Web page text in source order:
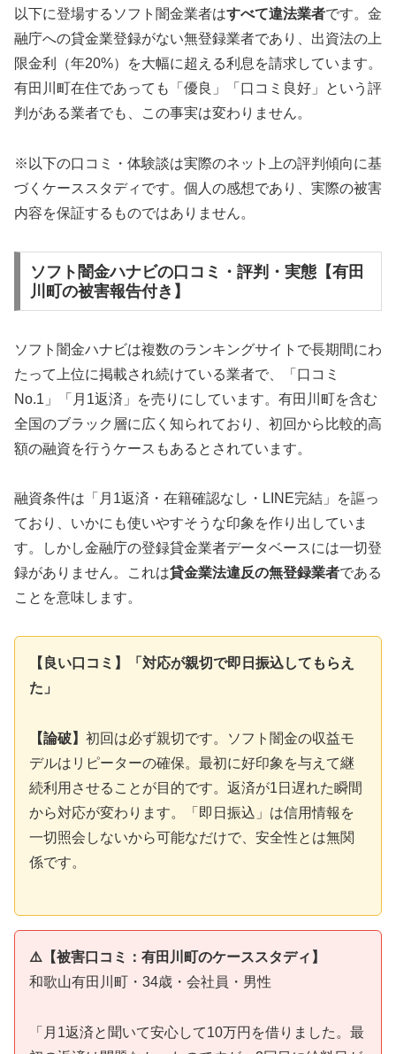
以下に登場するソフト闇金業者はすべて違法業者です。金
融庁への貸金業登録がない無登録業者であり、出資法の上
限金利（年20%）を大幅に超える利息を請求しています。
有田川町在住であっても「優良」「口コミ良好」という評
判がある業者でも、この事実は変わりません。
※以下の口コミ・体験談は実際のネット上の評判傾向に基
づくケーススタディです。個人の感想であり、実際の被害
内容を保証するものではありません。
ソフト闇金ハナビの口コミ・評判・実態【有田
川町の被害報告付き】
ソフト闇金ハナビは複数のランキングサイトで長期間にわ
たって上位に掲載され続けている業者で、「口コミ
No.1」「月1返済」を売りにしています。有田川町を含む
全国のブラック層に広く知られており、初回から比較的高
額の融資を行うケースもあるとされています。
融資条件は「月1返済・在籍確認なし・LINE完結」を謳っ
ており、いかにも使いやすそうな印象を作り出していま
す。しかし金融庁の登録貸金業者データベースには一切登
録がありません。これは貸金業法違反の無登録業者である
ことを意味します。
【良い口コミ】「対応が親切で即日振込してもらえ
た」
【論破】 初回は必ず親切です。ソフト闇金の収益モ
デルはリピーターの確保。最初に好印象を与えて継
続利用させることが目的です。返済が1日遅れた瞬間
から対応が変わります。「即日振込」は信用情報を
一切照会しないから可能なだけで、安全性とは無関
係です。
⚠️【被害口コミ：有田川町のケーススタディ】
和歌山有田川町・34歳・会社員・男性
「月1返済と聞いて安心して10万円を借りました。最